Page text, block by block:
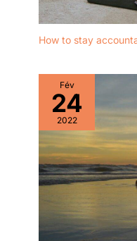
How to stay
Fév
24
2022